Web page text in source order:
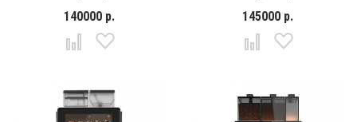
140000 р. 145000 р.